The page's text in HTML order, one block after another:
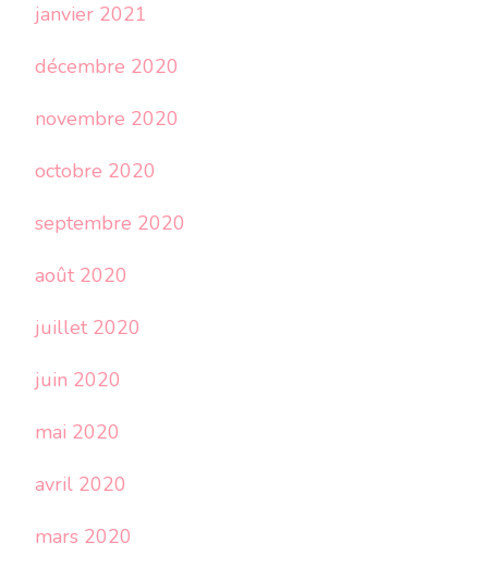
janvier 2021
décembre 2020
novembre 2020
octobre 2020
septembre 2020
août 2020
juillet 2020
juin 2020
mai 2020
avril 2020
mars 2020